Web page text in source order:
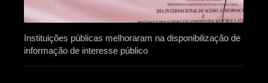
Instituições públicas melhoraram na disponibilização de
informação de interesse público